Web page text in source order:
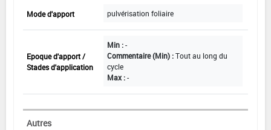
Mode d'apport pulvérisation foliaire
Epoque d'apport /
Stades d'application
Min :-
Commentaire (Min) :Tout au long du
cycle
Max :-
Autres